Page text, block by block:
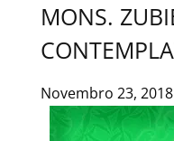
MONS.
Novembro 23, 2018